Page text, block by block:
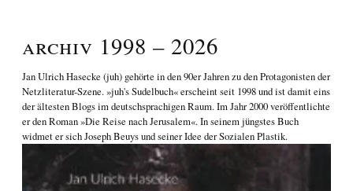
Archiv 1998 – 2026
Jan Ulrich Hasecke (juh) gehörte in den 90er Jahren zu den Protagonisten der
Netzliteratur-Szene. »juh's Sudelbuch« erscheint seit 1998 und ist damit eins
der ältesten Blogs im deutschsprachigen Raum. Im Jahr 2000 veröffentlichte
er den Roman»Die Reise nach Jerusalem«. In seinem jüngstes Buch
widmet er sichJoseph Beuys und seiner Idee der Sozialen Plastik.